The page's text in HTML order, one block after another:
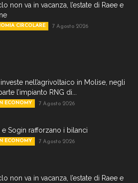
non va in vacanza, l’estate di Raee e
CIRCOLARE 7 Agosto 2026
nell’agrivoltaico in Molise, negli
l’impianto RNG di...
ECONOMY 7 Agosto 2026
e Sogin rafforzano i bilanci
ECONOMY 7 Agosto 2026
non va in vacanza, l’estate di Raee e